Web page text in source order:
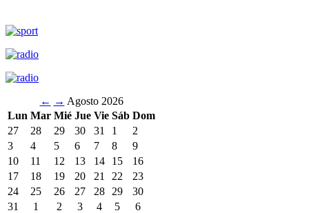
← → Agosto 2026
Lun Mar Mié Jue Vie Sáb Dom
27
28 29 30 31 1
2
3
4 5 6 7 8
9
10
11 12 13 14 15
16
17
18 19 20 21 22
23
24
25 26 27 28 29
30
31
1 2 3 4 5
6